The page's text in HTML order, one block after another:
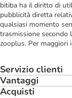
bitiba ha il diritto di
pubblicità diretta
qualsiasi momento
trasmissione secondo
zooplus. Per maggiori
Servizio clienti
Vantaggi
Acquisti